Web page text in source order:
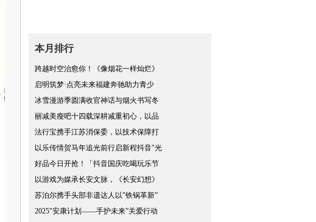
本月排行
跨越时空治愈你！《像烟花一样灿烂》
启明筑梦·点亮未来福建奔驰助力青少
冰雪漫游季圆满收官神话与烟火书写冬
丽减美瘦吧十四载深耕减重初心，以品
法行宝携手江苏消保委，以技术保障打
以乐传情贺马年追光前行启新程抖音"光
好品今日开抢！「抖音国庆吃喝玩乐节
以游戏为媒承长安文脉，《长安幻想》
苏泊尔携手头部非遗达人以"铁锅革新”
2025"安康计划——手护未来”关爱行动